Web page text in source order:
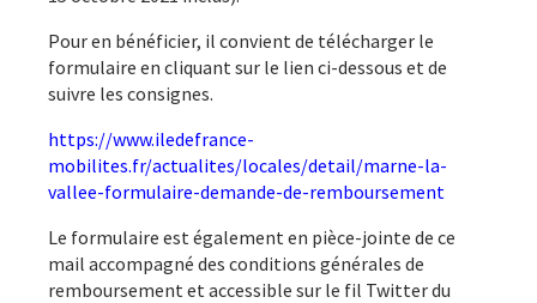
​Pour en bénéficier, il convient de télécharger le
formulaire en cliquant sur le lien ci-dessous et de
suivre les consignes.
https://www.iledefrance-
mobilites.fr/actualites/locales/detail/marne-la-
vallee-formulaire-demande-de-remboursement
Le formulaire est également en pièce-jointe de ce
mail accompagné des conditions générales de
remboursement et accessible sur le fil Twitter du